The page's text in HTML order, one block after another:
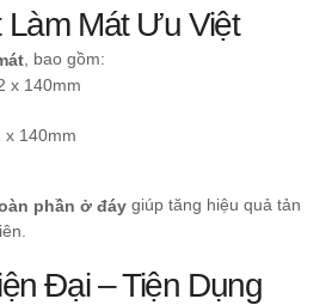
Làm Mát Ưu Việt
, bao gồm:
x 140mm
x 140mm
phần ở đáy giúp tăng hiệu quả tản
Đại – Tiện Dụng